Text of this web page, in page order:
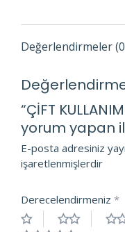
Değerlendirmeler
“ÇİFT
yorum yapan
E-posta adresiniz
işaretlenmişlerdir
Derecelendirmeniz *